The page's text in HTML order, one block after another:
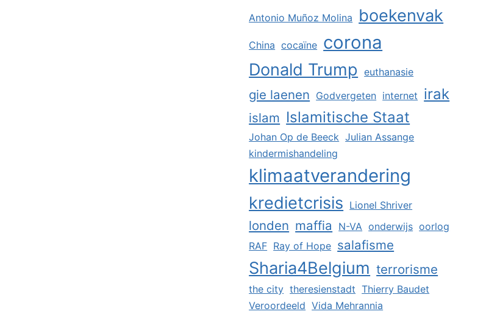
Antonio Muñoz Molina boekenvak
China cocaïne corona
Donald Trump euthanasie
gie laenen Godvergeten internet irak
islam Islamitische Staat
Johan Op de Beeck Julian Assange
kindermishandeling
klimaatverandering
kredietcrisis Lionel Shriver
londen maffia N-VA onderwijs oorlog
RAF Ray of Hope salafisme
Sharia4Belgium terrorisme
the city theresienstadt Thierry Baudet
Veroordeeld Vida Mehrannia